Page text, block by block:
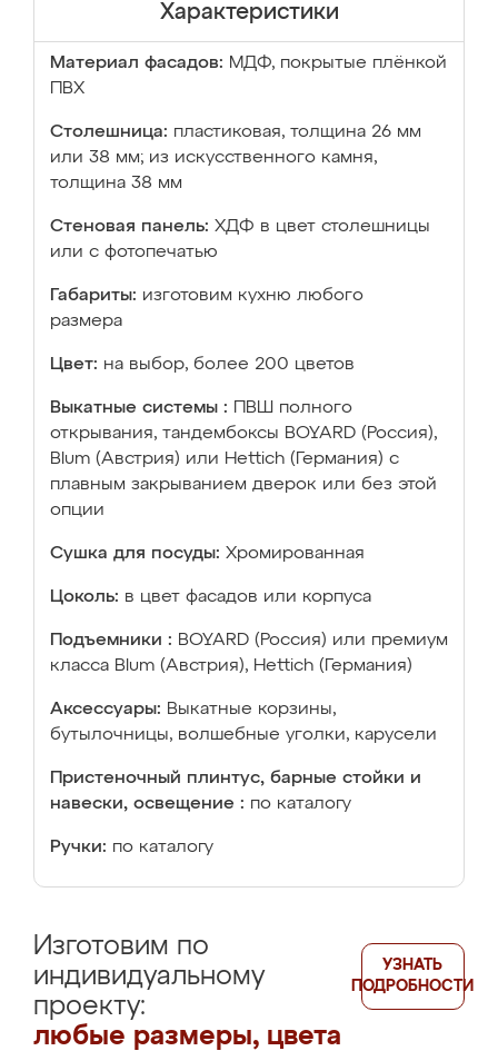
Характеристики
Материал фасадов: МДФ, покрытые плёнкой
ПВХ
Столешница: пластиковая, толщина 26 мм
или 38 мм; из искусственного камня,
толщина 38 мм
Стеновая панель: ХДФ в цвет столешницы
или с фотопечатью
Габариты: изготовим кухню любого
размера
Цвет: на выбор, более 200 цветов
Выкатные системы :
ПВШ полного
открывания, тандембоксы BOYARD (Россия),
Blum (Австрия) или Hettich (Германия) с
плавным закрыванием дверок или без этой
опции
Сушка для посуды: Хромированная
Цоколь: в цвет фасадов или корпуса
Подъемники : BOYARD (Россия) или премиум
класса Blum (Австрия), Hettich (Германия)
Аксессуары: Выкатные корзины,
бутылочницы, волшебные уголки, карусели
Пристеночный плинтус, барные стойки и
навески, освещение : по каталогу
Ручки: по каталогу
Изготовим по
индивидуальному
проекту:
любые размеры, цвета
УЗНАТЬ
ПОДРОБНОСТИ